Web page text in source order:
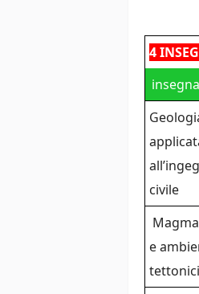
4
e
tettonici